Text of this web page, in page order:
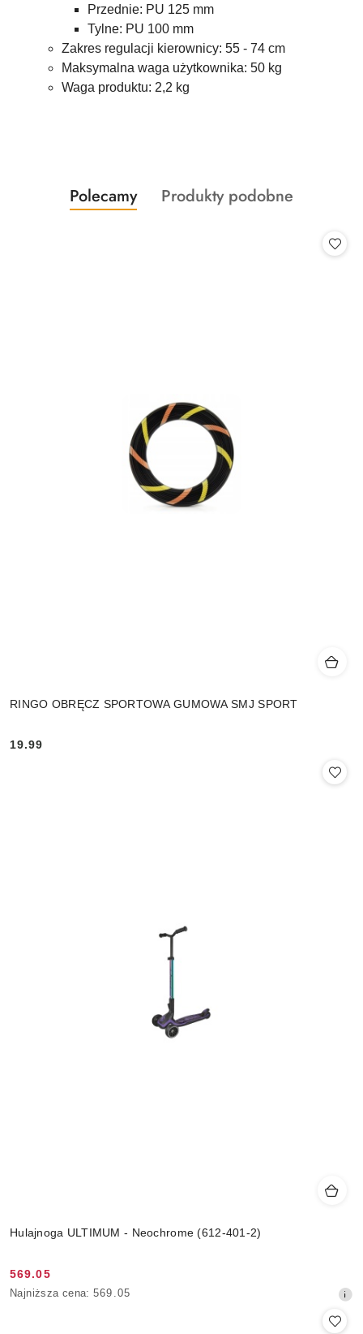
Przednie: PU 125 mm
Tylne: PU 100 mm
Zakres regulacji kierownicy: 55 - 74 cm
Maksymalna waga użytkownika: 50 kg
Waga produktu: 2,2 kg
Pomiń karuzelę produktów
Produkty
o
Polecamy
Produkty
Produkty podobne
RINGO OBRĘCZ SPORTOWA GUMOWA SMJ SPORT
19.99
Hulajnoga ULTIMUM - Neochrome (612-401-2)
Cena
promocyjna:
569.05
Najniższa
Najniższa cena: 569.05